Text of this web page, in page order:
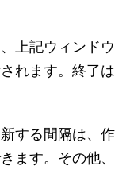
上記ウィンドウ
れます。終了は
する間隔は、作
ます。その他、